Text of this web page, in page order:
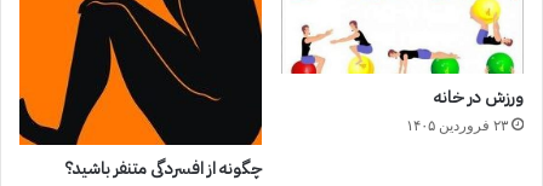
ورزش در خانه
۲۳ فروردین ۱۴۰۵
چگونه از افسردگی متنفر باشید؟